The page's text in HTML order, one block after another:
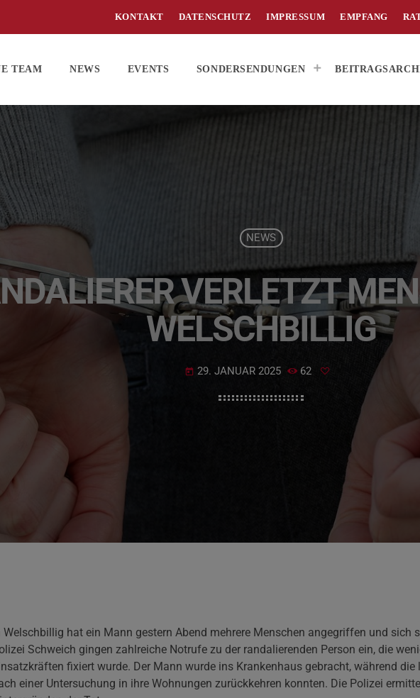
KONTAKT DATENSCHUTZ IMPRESSUM EMPFANG
TEAM NEWS EVENTS SONDERSENDUNGEN
NEWS
VERLETZT
WELSCHBILLIG
today 29. JANUAR 2025 62
Welschbillig hat ein Mann gestern Abend mehrere Menschen angegriffen und sich
Schweich gingen zahlreiche Notrufe zu der randalierenden Person ein, die
fixiert wurde. Der Mann wurde ins Krankenhaus gebracht, während die
einer Untersuchung in ihre Wohnungen zurückkehren konnten. Die Polizei